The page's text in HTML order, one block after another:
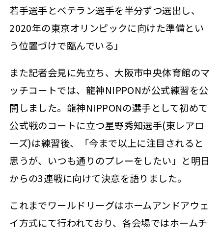
若手選手とベテラン選手を半分ずつ選出し、
2020年の東京オリンピックに向けた準備とい
う位置づけで臨んでいる」
また記者会見に先立ち、大阪市中央体育館のマ
ッチコートでは、龍神NIPPONが公式練習を公
開しました。龍神NIPPONの選手として初めて
公式戦のコートに立つ星野秀知選手(東レアロ
ーズ)は練習後、「今まで以上に注目されると
思うが、いつも通りのプレーをしたい」と明日
からの3連戦に向けて決意を語りました。
これまでワールドリーグはホームアンドアウェ
イ方式にて行われており、各会場ではホームチ